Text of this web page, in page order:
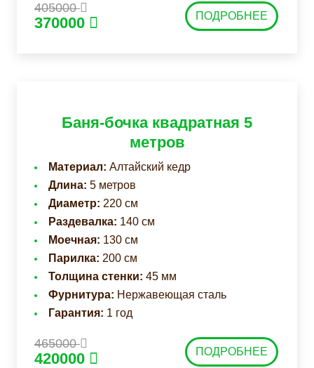
405000
370000 ПОДРОБНЕЕ
Баня-бочка квадратная 5
метров
Материал: Алтайский кедр
Длина: 5 метров
Диаметр: 220 см
Раздевалка: 140 см
Моечная: 130 см
Парилка: 200 см
Толщина стенки: 45 мм
Фурнитура: Нержавеющая сталь
Гарантия: 1 год
465000
420000 ПОДРОБНЕЕ